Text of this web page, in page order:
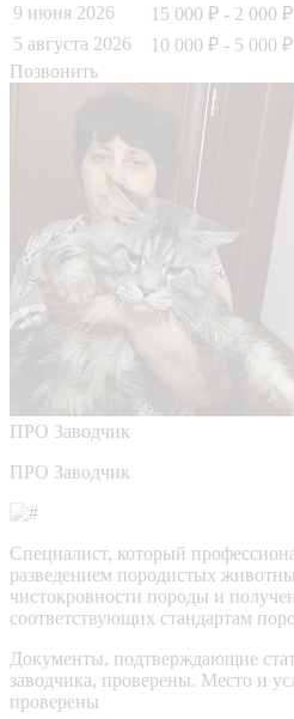
9 июня 2026
15 000 ₽ - 2 000 ₽
5 августа 2026
10 000 ₽ - 5 000 ₽
Позвонить
ПРО Заводчик
ПРО Заводчик
Специалист, который
разведением породистых
чистокровности породы и
соответствующих стандартам
Документы, подтверждающие
заводчика, проверены. Место и
проверены